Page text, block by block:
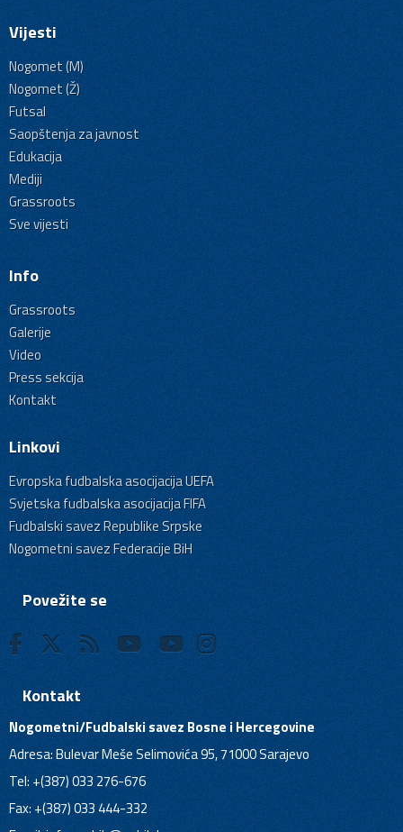
Vijesti
Nogomet (M)
Nogomet (Ž)
Futsal
Saopštenja za javnost
Edukacija
Mediji
Grassroots
Sve vijesti
Info
Grassroots
Galerije
Video
Press sekcija
Kontakt
Linkovi
Evropska fudbalska asocijacija UEFA
Svjetska fudbalska asocijacija FIFA
Fudbalski savez Republike Srpske
Nogometni savez Federacije BiH
Povežite se
Kontakt
Nogometni/Fudbalski savez Bosne i Hercegovine
Adresa: Bulevar Meše Selimovića 95, 71000 Sarajevo
Tel: +(387) 033 276-676
Fax: +(387) 033 444-332